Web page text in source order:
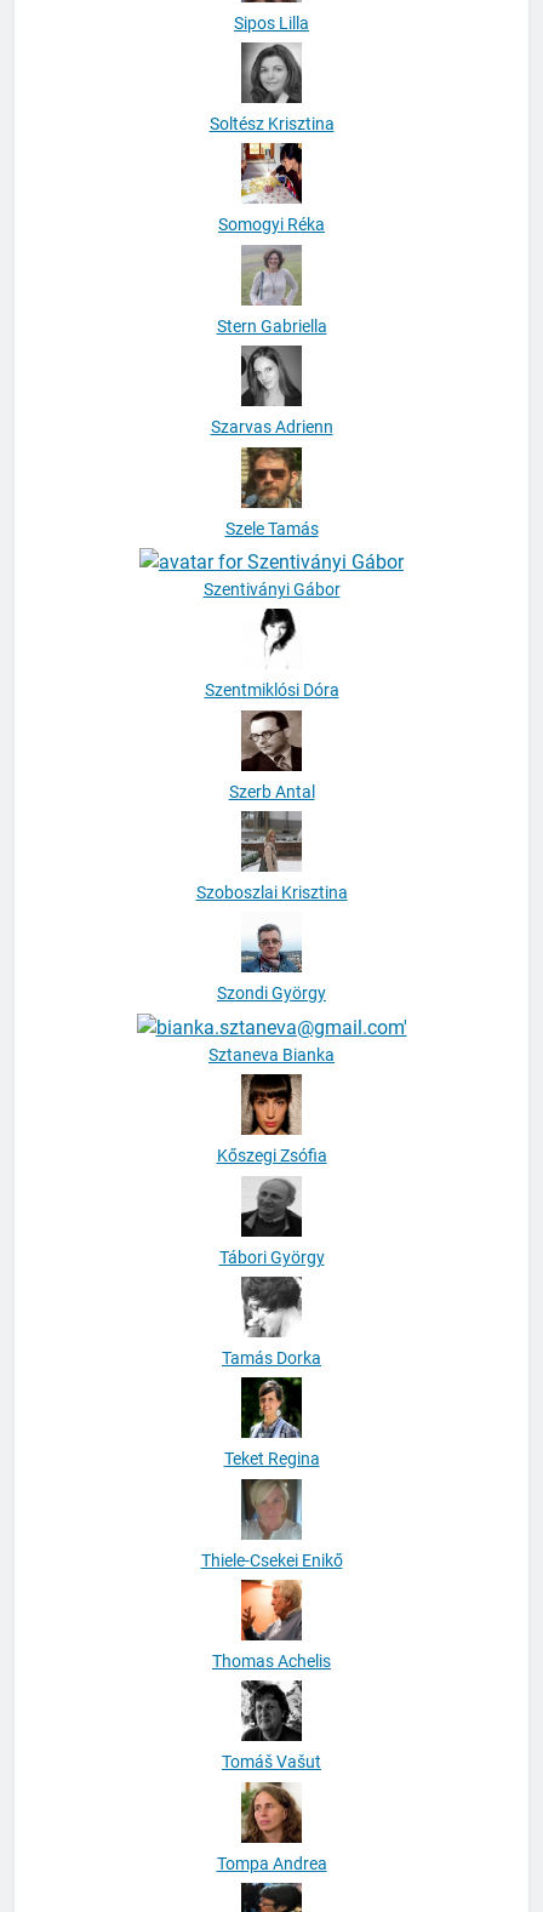
Sipos Lilla
Soltész Krisztina
Somogyi Réka
Stern Gabriella
Szarvas Adrienn
Szele Tamás
Szentiványi Gábor
Szentmiklósi Dóra
Szerb Antal
Szoboszlai Krisztina
Szondi György
Sztaneva Bianka
Kőszegi Zsófia
Tábori György
Tamás Dorka
Teket Regina
Thiele-Csekei Enikő
Thomas Achelis
Tomáš Vašut
Tompa Andrea